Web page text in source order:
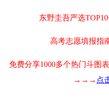
东野圭吾严选TOP10
高考志愿填报指
免费分享1000多个热门斗图
→→→ 点